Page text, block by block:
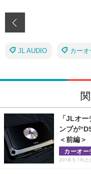
JL AUDIO カー
「JLオ
ンプが
＜前編＞
カーオー
2018.5.19(土